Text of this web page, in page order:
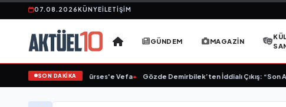
07.08.2026KÜNYEİLETIŞIM
GÜNDEM MAGAZIN
SON DAKİKA
Linet'ten Müslüm Gürses'e Vefa • Gözde Demirbilek’ten İddialı Çıkış: “Son